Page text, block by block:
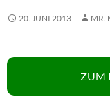
20. JUNI 2013 MR.
ZUM